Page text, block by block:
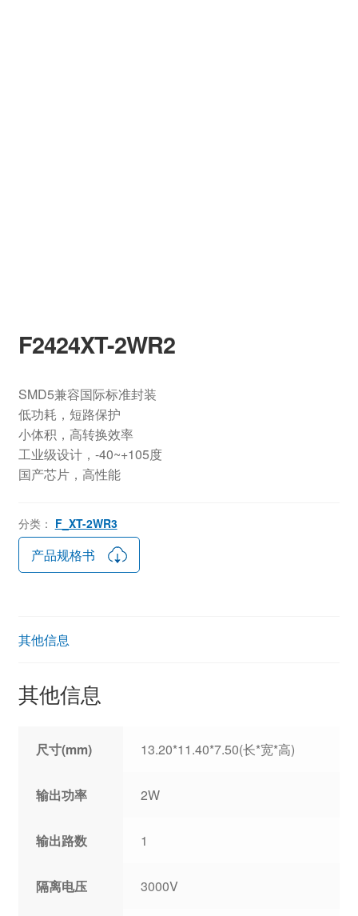
F2424XT-2WR2
SMD5兼容国际标准封装
低功耗，短路保护
小体积，高转换效率
工业级设计，-40~+105度
国产芯片，高性能
分类： F_XT-2WR3
产品规格书
其他信息
其他信息
尺寸(mm) 13.20*11.40*7.50(长*宽*高)
输出功率 2W
输出路数 1
隔离电压 3000V